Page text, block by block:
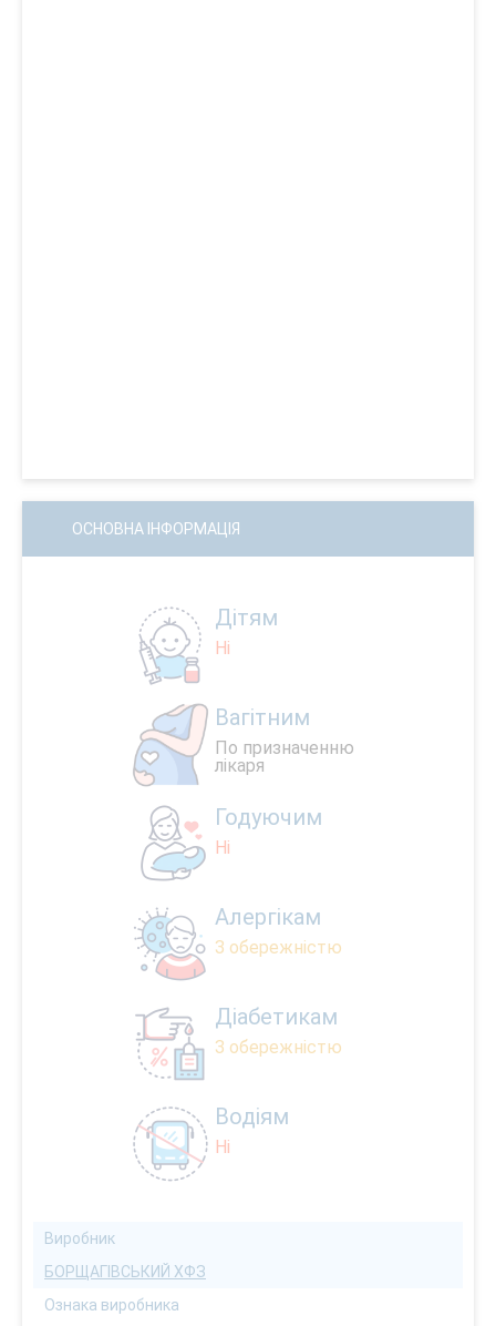
ОСНОВНА ІНФОРМАЦІЯ
Дітям
Ні
Вагітним
По призначенню
лікаря
Годуючим
Ні
Алергікам
З обережністю
Діабетикам
З обережністю
Водіям
Ні
Виробник
БОРЩАГІВСЬКИЙ ХФЗ
Ознака виробника